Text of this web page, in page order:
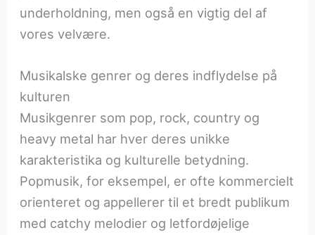
underholdning, men også en vigtig del af
vores velvære.
Musikalske genrer og deres indflydelse på
kulturen
Musikgenrer som pop, rock, country og
heavy metal har hver deres unikke
karakteristika og kulturelle betydning.
Popmusik, for eksempel, er ofte kommercielt
orienteret og appellerer til et bredt publikum
med catchy melodier og letfordøjelige